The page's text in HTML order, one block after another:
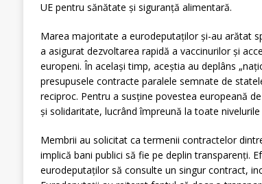
UE pentru sănătate și siguranță alimentară.
Marea majoritate a eurodeputaților și-au arătat
a asigurat dezvoltarea rapidă a vaccinurilor și
europeni. În același timp, aceștia au deplâns
presupusele contracte paralele semnate de
reciproc. Pentru a susține povestea europeană
și solidaritate, lucrând împreună la toate
Membrii au solicitat ca termenii contractelor
implică bani publici să fie pe deplin transparenți.
eurodeputaților să consulte un singur contract,